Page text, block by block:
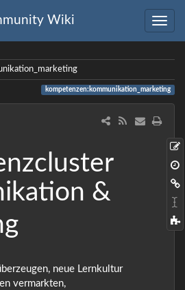
Wiki
kompetenzen:kommunikation_marketing
&
neue Lernkultur
vermarkten,